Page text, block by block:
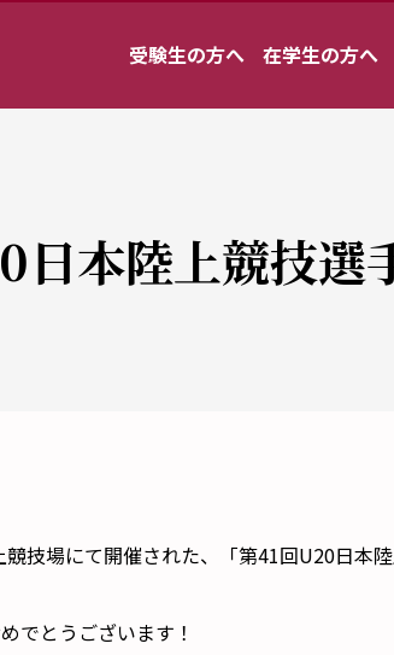
受験生の方へ 在学生の方へ
日本陸上競技
技場にて開催された、「第41回U20日本
でとうございます！